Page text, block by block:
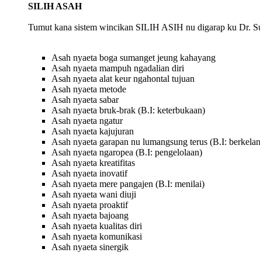
SILIH ASAH
Tumut kana sistem wincikan SILIH ASIH nu digarap ku Dr.
Asah nyaeta boga sumanget jeung kahayang
Asah nyaeta mampuh ngadalian diri
Asah nyaeta alat keur ngahontal tujuan
Asah nyaeta metode
Asah nyaeta sabar
Asah nyaeta bruk-brak (B.I: keterbukaan)
Asah nyaeta ngatur
Asah nyaeta kajujuran
Asah nyaeta garapan nu lumangsung terus (B.I:
Asah nyaeta ngaropea (B.I: pengelolaan)
Asah nyaeta kreatifitas
Asah nyaeta inovatif
Asah nyaeta mere pangajen (B.I: menilai)
Asah nyaeta wani diuji
Asah nyaeta proaktif
Asah nyaeta bajoang
Asah nyaeta kualitas diri
Asah nyaeta komunikasi
Asah nyaeta sinergik